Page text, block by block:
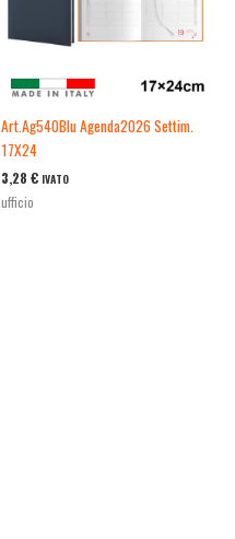
Art.Ag540Blu Agenda2026 Settim.
17X24
3,28 € IVATO
ufficio